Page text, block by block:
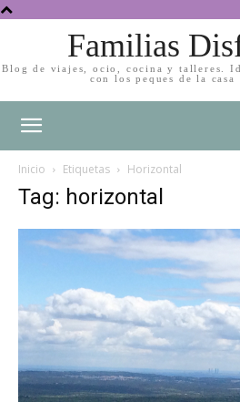
Familias
Blog de viajes, ocio, cocina y talleres.
con los peques de la
Inicio Etiquetas Horizontal
Tag: horizontal